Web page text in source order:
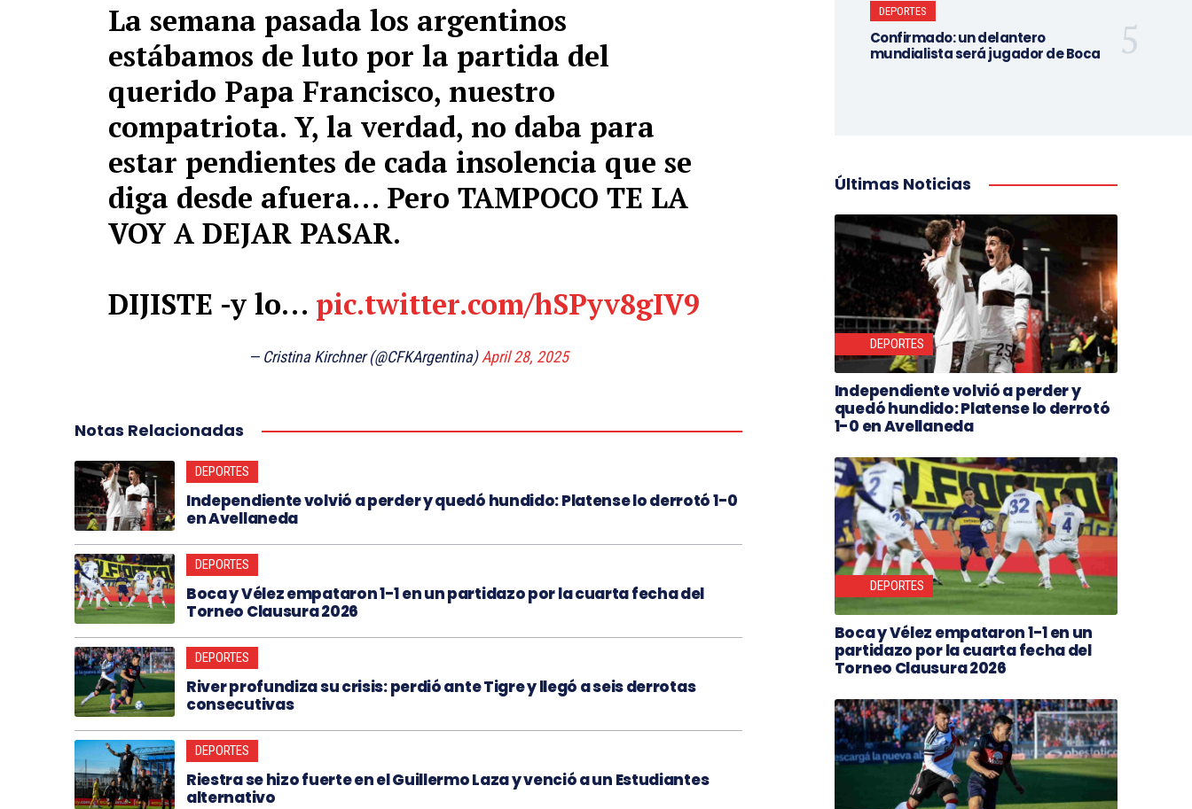
La semana pasada los argentinos
estábamos de luto por la partida del
querido Papa Francisco, nuestro
compatriota. Y, la verdad, no daba para
estar pendientes de cada insolencia que se
diga desde afuera… Pero TAMPOCO TE LA
VOY A DEJAR PASAR.
DIJISTE -y lo… pic.twitter.com/hSPyv8gIV9
— Cristina Kirchner (@CFKArgentina)April 28, 2025
Notas Relacionadas
DEPORTES
Independiente volvió a perder y quedó hundido: Platense lo derrotó 1-0
en Avellaneda
DEPORTES
Boca y Vélez empataron 1-1 en un partidazo por la cuarta fecha del
Torneo Clausura 2026
DEPORTES
River profundiza su crisis: perdió ante Tigre y llegó a seis derrotas
consecutivas
DEPORTES
Riestra se hizo fuerte en el Guillermo Laza y venció a un Estudiantes
alternativo
DEPORTES
Confirmado: un delantero
mundialista será jugador de Boca
Últimas Noticias
DEPORTES
Independiente volvió a perder y
quedó hundido: Platense lo derrotó
1-0 en Avellaneda
DEPORTES
Boca y Vélez empataron 1-1 en un
partidazo por la cuarta fecha del
Torneo Clausura 2026